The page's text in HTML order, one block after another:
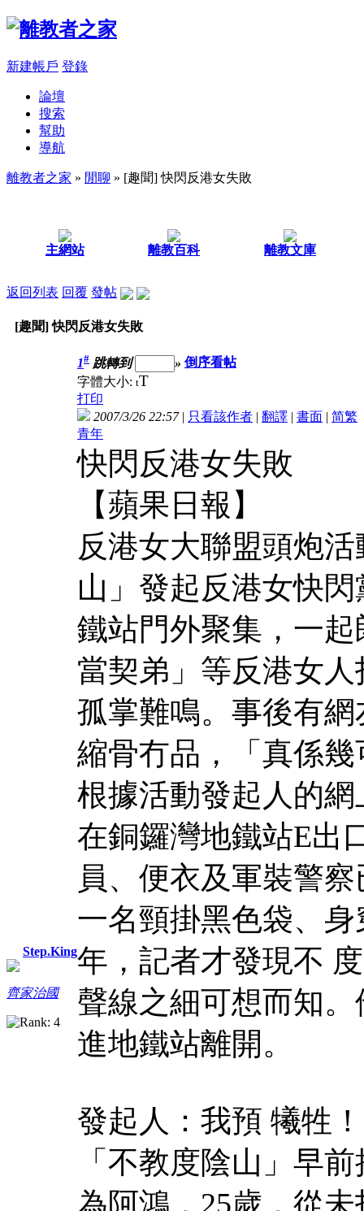
新建帳戶 登錄
論壇
搜索
幫助
導航
離教者之家 » 閒聊 » [趣聞] 快閃反港女失敗
主網站 離教百科 離教文庫
返回列表 回覆 發帖
[趣聞] 快閃反港女失敗
Step.King
齊家治國
1# 跳轉到 » 倒序看帖
字體大小: tT
打印
2007/3/26 22:57| 只看該作者 | 翻譯 | 書面 | 简繁
青年
快閃反港女失敗
【蘋果日報】
反港女大聯盟頭炮
山」發起反港女快
鐵站門外聚集，一
當契弟」等反港女
孤掌難鳴。事後有
縮骨冇品，「真係
根據活動發起人的
在銅鑼灣地鐵站E出
員、便衣及軍裝警
一名頸掛黑色袋、
年，記者才發現不
聲線之細可想而知
進地鐵站離開。
發起人：我預 犧牲！
「不教度陰山」早
為阿鴻，25歲，從